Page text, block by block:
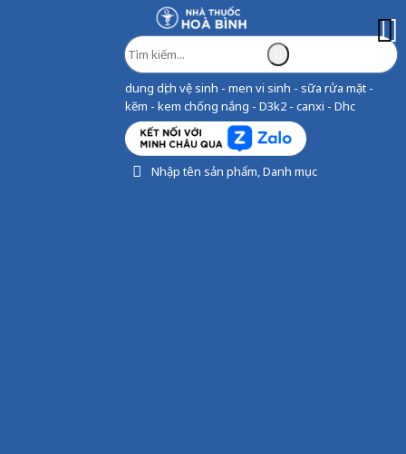
dung dịch vệ sinh - men vi sinh - sữa rửa mặt -
kẽm - kem chống nắng - D3k2 - canxi - Dhc
Nhập tên sản phẩm, Danh mục